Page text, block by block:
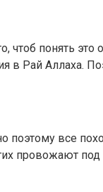
чтоб понять это
в Рай Аллаха.
поэтому все
провожают